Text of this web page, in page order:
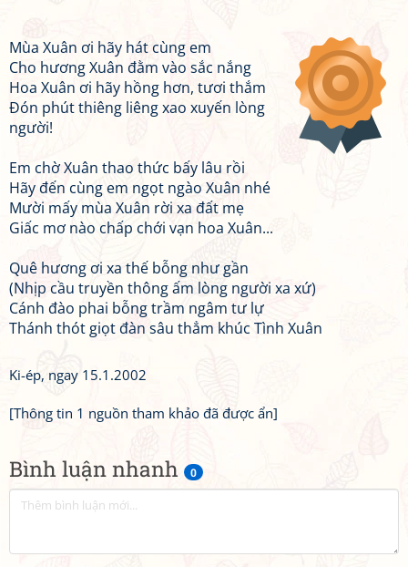
Bình luận nhanh 0
Mùa Xuân ơi hãy hát cùng em
Cho hương Xuân đằm vào sắc nắng
Hoa Xuân ơi hãy hồng hơn, tươi thắm
Đón phút thiêng liêng xao xuyến lòng
người!
Em chờ Xuân thao thức bấy lâu rồi
Hãy đến cùng em ngọt ngào Xuân nhé
Mười mấy mùa Xuân rời xa đất mẹ
Giấc mơ nào chấp chới vạn hoa Xuân...
Quê hương ơi xa thế bỗng như gần
(Nhịp cầu truyền thông ấm lòng người xa xứ)
Cánh đào phai bỗng trầm ngâm tư lự
Thánh thót giọt đàn sâu thẳm khúc Tình Xuân
Ki-ép, ngay 15.1.2002
[Thông tin 1 nguồn tham khảo đã được ẩn]